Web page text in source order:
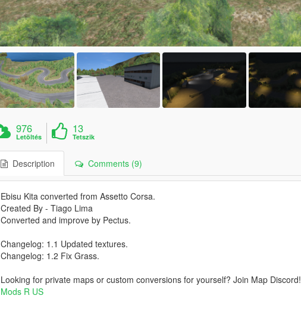
976
Letöltés
13
Tetszik
Description Comments (9)
Ebisu Kita converted from Assetto Corsa.
Created By - Tiago Lima
Converted and improve by Pectus.
Changelog: 1.1 Updated textures.
Changelog: 1.2 Fix Grass.
Looking for private maps or custom conversions for yourself? Join Map Discord!
Mods R US